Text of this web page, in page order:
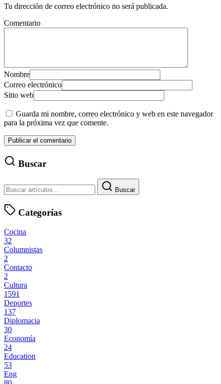
Tu dirección de correo electrónico no será publicada.
Comentario
Nombre
Correo electrónico
Sitio web
Guarda mi nombre, correo electrónico y web en este navegador
para la próxima vez que comente.
Buscar
Buscar
Categorías
Cocina
32
Columnistas
2
Contacto
2
Cultura
1591
Deportes
137
Diplomacia
30
Economía
24
Education
53
Eng